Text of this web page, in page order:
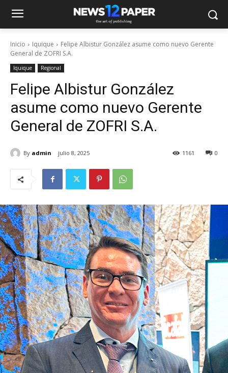
Inicio Iquique
Felipe Albistur González asume como nuevo Gerente
General de ZOFRI S.A.
Iquique Regional
Felipe Albistur González
asume como nuevo Gerente
General de ZOFRI S.A.
By admin julio 8, 2025 0
1161